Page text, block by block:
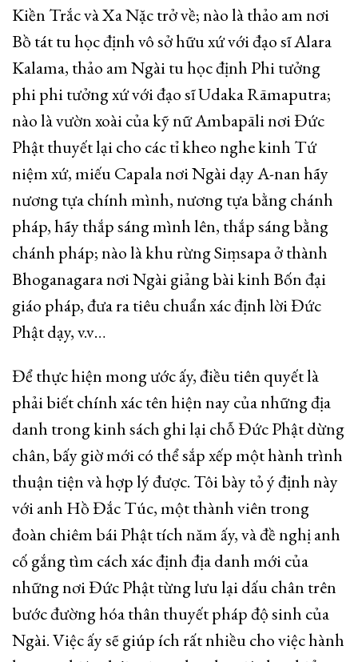
Kiền Trắc và Xa Nặc trở về; nào là thảo am nơi
Bồ tát tu học định vô sở hữu xứ với đạo sĩ Alara
Kalama, thảo am Ngài tu học định Phi tưởng
phi phi tưởng xứ với đạo sĩ Udaka Rāmaputra;
nào là vườn xoài của kỹ nữ Ambapāli nơi Đức
Phật thuyết lại cho các tỉ kheo nghe kinh Tứ
niệm xứ, miếu Capala nơi Ngài dạy A-nan hãy
nương tựa chính mình, nương tựa bằng chánh
pháp, hãy thắp sáng mình lên, thắp sáng bằng
chánh pháp; nào là khu rừng Siṃsapa ở thành
Bhoganagara nơi Ngài giảng bài kinh Bốn đại
giáo pháp, đưa ra tiêu chuẩn xác định lời Đức
Phật dạy, v.v…
Để thực hiện mong ước ấy, điều tiên quyết là
phải biết chính xác tên hiện nay của những địa
danh trong kinh sách ghi lại chỗ Đức Phật dừng
chân, bấy giờ mới có thể sắp xếp một hành trình
thuận tiện và hợp lý được. Tôi bày tỏ ý định này
với anh Hồ Đắc Túc, một thành viên trong
đoàn chiêm bái Phật tích năm ấy, và đề nghị anh
cố gắng tìm cách xác định địa danh mới của
những nơi Đức Phật từng lưu lại dấu chân trên
bước đường hóa thân thuyết pháp độ sinh của
Ngài. Việc ấy sẽ giúp ích rất nhiều cho việc hành